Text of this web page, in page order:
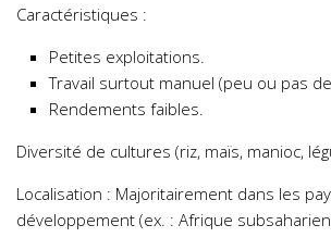
Caractéristiques :
Petites exploitations.
Travail surtout manuel (peu ou pas
Rendements faibles.
Diversité de cultures (riz, maïs, manioc,
Localisation : Majoritairement dans les
développement (ex. : Afrique